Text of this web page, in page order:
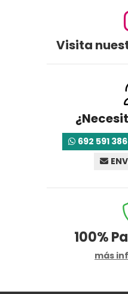
Visita
692 591 386
100%
más